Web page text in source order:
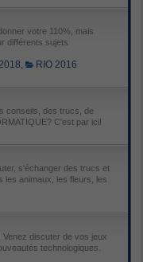
votre 110%, mais
différents sujets
,
RIO 2016
conseils, des trucs, de
C'est par ici!
s'échanger des trucs et
les animaux, les fleurs, les
discuter de vos jeux
technologiques.